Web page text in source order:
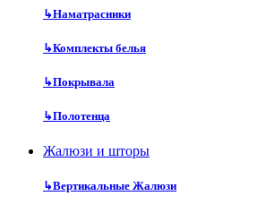
↳Наматрасники
↳Комплекты белья
↳Покрывала
↳Полотенца
Жалюзи и шторы
↳Вертикальные Жалюзи